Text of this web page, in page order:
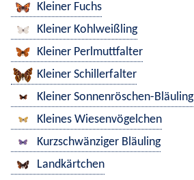
Kleiner Fuchs
Kleiner Kohlweißling
Kleiner Perlmuttfalter
Kleiner Schillerfalter
Kleiner Sonnenröschen-Bläuling
Kleines Wiesenvögelchen
Kurzschwänziger Bläuling
Landkärtchen